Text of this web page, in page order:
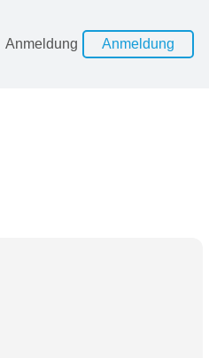
Anmeldung Anmeldung